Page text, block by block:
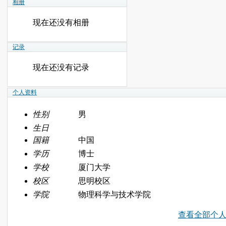
相册
现在还没有相册
记录
现在还没有记录
个人资料
性别
男
生日
国籍
中国
学历
博士
学校
厦门大学
校区
思明校区
学院
物理科学与技术学院
查看全部个